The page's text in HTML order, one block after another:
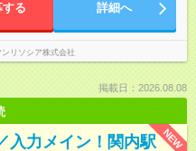
する 詳細へ
ンリソシア株式会社
掲載日：2026.08.08
NEW
入力メイン！関内駅